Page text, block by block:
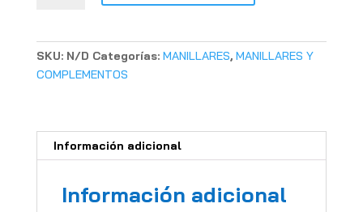
SKU: N/D Categorías: MANILLARES, MANILLARES Y
COMPLEMENTOS
Información adicional
Información adicional